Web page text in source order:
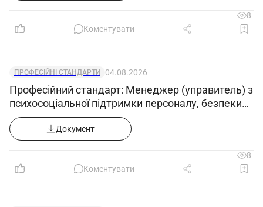
8
Коментувати
ПРОФЕСІЙНІ СТАНДАРТИ 04.08.2026
Професійний стандарт: Менеджер (управитель) з
психосоціальної підтримки персоналу, безпеки
та гігієни праці
Документ
8
Коментувати